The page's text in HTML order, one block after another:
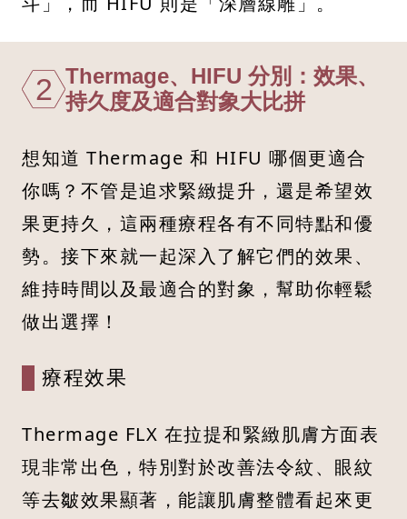
2 Thermage、HIFU 分別：效果、
持久度及適合對象大比拼
想知道 Thermage 和 HIFU 哪個更適合
你嗎？不管是追求緊緻提升，還是希望效
果更持久，這兩種療程各有不同特點和優
勢。接下來就一起深入了解它們的效果、
維持時間以及最適合的對象，幫助你輕鬆
做出選擇！
療程效果
Thermage FLX 在拉提和緊緻肌膚方面表
現非常出色，特別對於改善法令紋、眼紋
等去皺效果顯著，能讓肌膚整體看起來更